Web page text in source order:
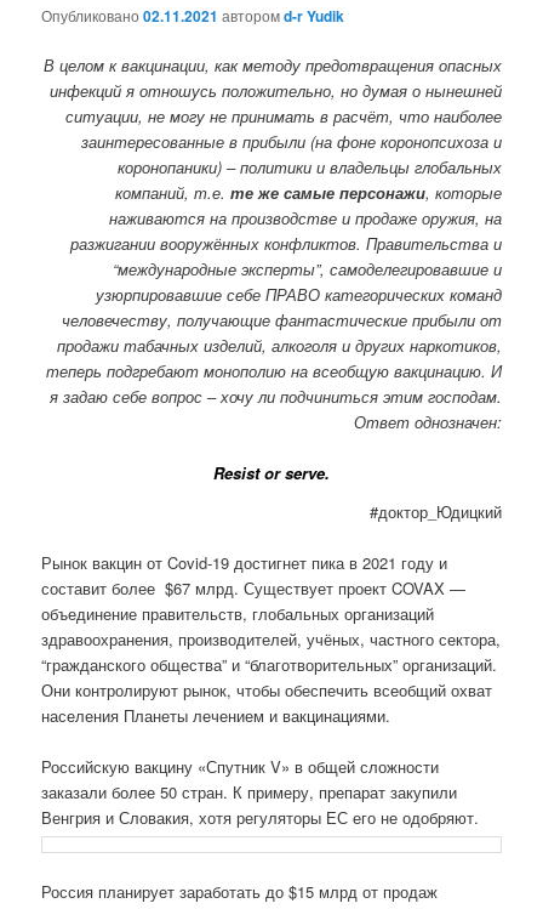
Опубликовано02.11.2021 авторомd-r Yudik
В целом к вакцинации, как методу предотвращения опасных
инфекций я отношусь положительно, но думая о нынешней
ситуации, не могу не принимать в расчёт, что наиболее
заинтересованные в прибыли (на фоне коронопсихоза и
коронопаники) – политики и владельцы глобальных
компаний, т.е. те же самые персонажи, которые
наживаются на производстве и продаже оружия, на
разжигании вооружённых конфликтов. Правительства и
“международные эксперты”, самоделегировавшие и
узюрпировавшие себе ПРАВО категорических команд
человечеству, получающие фантастические прибыли от
продажи табачных изделий, алкоголя и других наркотиков,
теперь подгребают монополию на всеобщую вакцинацию. И
я задаю себе вопрос – хочу ли подчиниться этим господам.
Ответ однозначен:
Resist or serve.
#доктор_Юдицкий
Рынок вакцин от Covid-19 достигнет пика в 2021 году и
составит более $67 млрд. Существует проект COVAX —
объединение правительств, глобальных организаций
здравоохранения, производителей, учёных, частного сектора,
“гражданского общества” и “благотворительных” организаций.
Они контролируют рынок, чтобы обеспечить всеобщий охват
населения Планеты лечением и вакцинациями.
Российскую вакцину «Спутник V» в общей сложности
заказали более 50 стран. К примеру, препарат закупили
Венгрия и Словакия, хотя регуляторы ЕС его не одобряют.
Россия планирует заработать до $15 млрд от продаж